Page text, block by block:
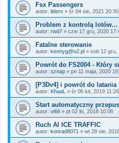
Fsx Passengers
autor: liderx » śr 04 sie, 2021 20:30
Problem z kontrolą lotów...
autor: rwd7 » czw 17 gru, 2020
Fatalne sterowanie
autor: kennyg@o2.pl » sob 12 gru,
Powrót do FS2004 - Który
autor: sznap » pn 11 maja, 2020
[P3Dv4] i powrót do latania
autor: KhaaL » śr 06 lut, 2019 11:26
Start automatyczny
autor: vi66 » pt 02 lis, 2018 10:06
Ruch AI ICE TRAFFIC
autor: konrad8071 » wt 28 sie,